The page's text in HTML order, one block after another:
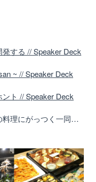
する // Speaker Deck
~ // Speaker Deck
ト // Speaker Deck
料理にがっつく一同…